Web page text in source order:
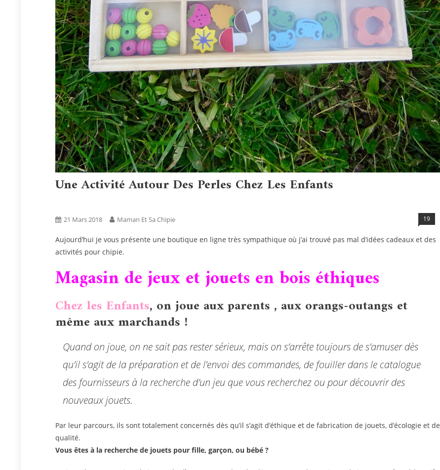
Une Activité Autour Des Perles Chez Les Enfants
21 Mars 2018 Maman Et Sa Chipie 19
Aujourd’hui je vous présente une boutique en ligne très sympathique où j’ai trouvé pas mal d’idées cadeaux et des
activités pour chipie.
Magasin de jeux et jouets en bois éthiques
Chez les Enfants, on joue auxparents , aux orangs-outangs et
même aux marchands !
Quand on joue, on ne sait pas rester sérieux, mais on s’arrête toujours de s’amuser dès
qu’il s’agit de la préparation et de l’envoi des commandes, de fouiller dans le catalogue
des fournisseurs à la recherche d’un jeu que vous recherchez ou pour découvrir des
nouveaux jouets.
Par leur parcours, ils sont totalement concernés dès qu’il s’agit d’éthique et de fabrication de jouets, d’écologie et de
qualité.
Vous êtes à la recherche de jouets pour fille, garçon, ou bébé ?